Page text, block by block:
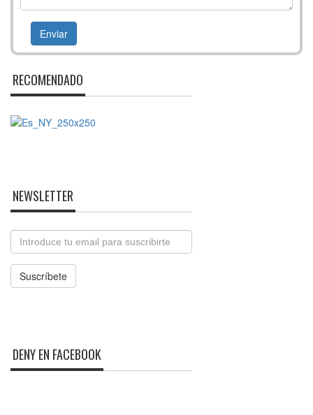
RECOMENDADO
NEWSLETTER
Email
Suscríbete
DENY EN FACEBOOK